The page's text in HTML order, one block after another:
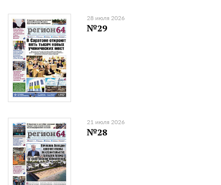
28 июля 2026
№29
21 июля 2026
№28